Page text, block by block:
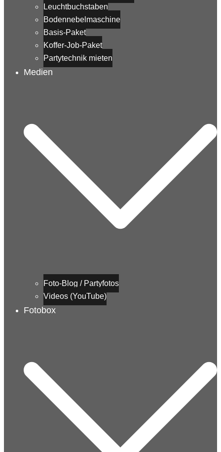
Leuchtbuchstaben
Bodennebelmaschine
Basis-Paket
Koffer-Job-Paket
Partytechnik mieten
Medien
Foto-Blog / Partyfotos
Videos (YouTube)
Fotobox